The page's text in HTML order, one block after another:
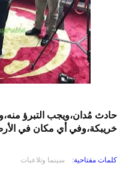
حادث مُدان،ويجب التبرؤ
خريبكة،وفي أي مكان في
كلمات مفتاحية: سينما وتلاعبات